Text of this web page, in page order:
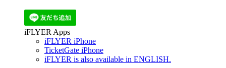
iFLYER Apps
iFLYER iPhone
TicketGate iPhone
iFLYER is also available in ENGLISH.